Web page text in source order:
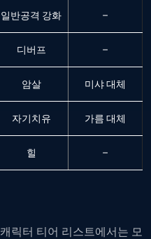
일반공격 강화 –
디버프 –
암살 미샤 대체
자기치유 가름 대체
힐 –
캐릭터 티어 리스트에서는 모